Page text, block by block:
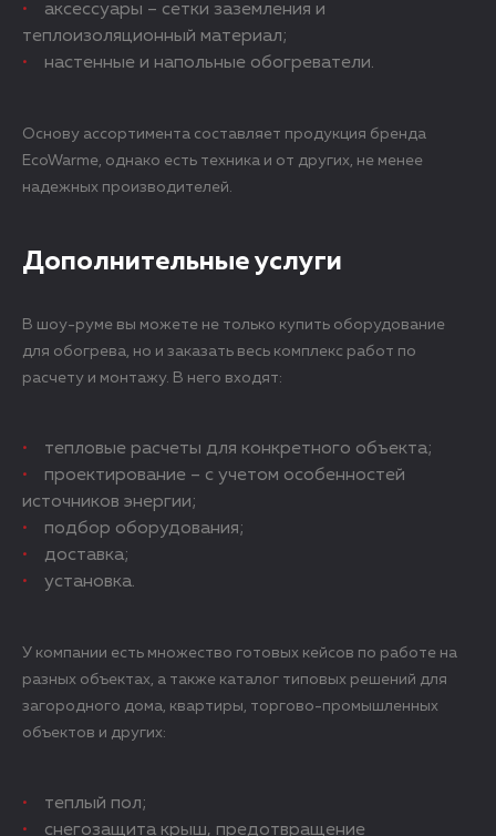
аксессуары – сетки заземления и
теплоизоляционный материал;
настенные и напольные обогреватели.
Основу ассортимента составляет продукция бренда
EcoWarme, однако есть техника и от других, не менее
надежных производителей.
Дополнительные услуги
В шоу-руме вы можете не только купить оборудование
для обогрева, но и заказать весь комплекс работ по
расчету и монтажу. В него входят:
тепловые расчеты для конкретного объекта;
проектирование – с учетом особенностей
источников энергии;
подбор оборудования;
доставка;
установка.
У компании есть множество готовых кейсов по работе на
разных объектах, а также каталог типовых решений для
загородного дома, квартиры, торгово-промышленных
объектов и других:
теплый пол;
снегозащита крыш, предотвращение